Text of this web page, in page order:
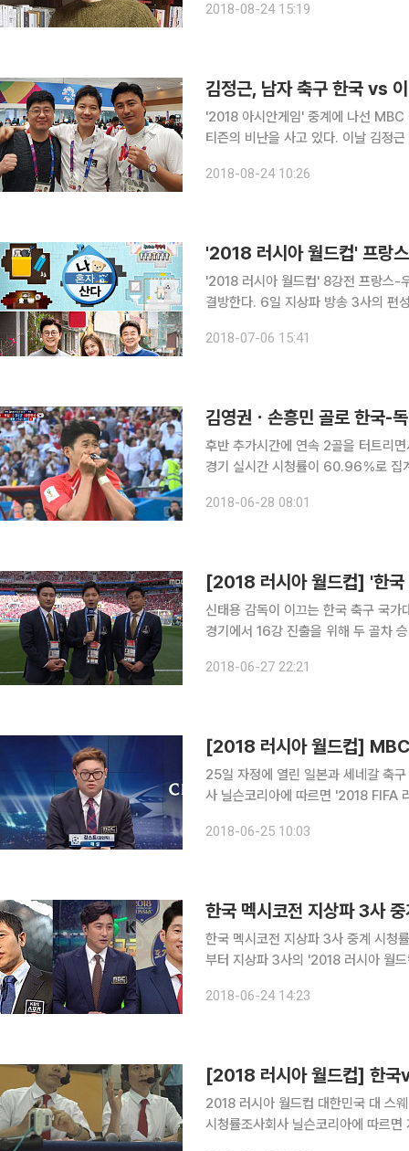
근은 24일 MBC를 통해 자신의 실수
2018-08-24 15:19
'2018 아시안게임' 중계에 나선 MBC
티즌의 비난을 사고 있다. 이날 김정근 캐스터는 23일 오후 8시 50분부터 자카르타 현지에서 생중
은 '월드컵 중계 3인방' 안정환 해설위
2018-08-24 10:26
'2018 러시아 월드컵' 8강전 프랑스-
결방한다. 6일 지상파 방송 3사의 편성계획을 보면, 먼저 KBS 2TV의 경우 밤 10시 방송되는 'VJ
분 방송 예정이었던 예능 '선을
2018-07-06 15:41
후반 추가시간에 연속 2골을 터트리
경기 실시간 시청률이 60.96％로 집계됐다. 실시간 시청률조사회사 ATAM에 따
국 대 독일전 실시간 시청률 합은
2018-06-28 08:01
신태용 감독이 이끄는 한국 축구 국
경기에서 16강 진출을 위해 두 골차
구연맹(FIFA) 러시아 월드컵' 조별리
2018-06-27 22:21
25일 자정에 열린 일본과 세네갈 축구 경
사 닐슨코리아에 따르면 '2018 FIFA
환 해설위원과 서형욱 해설가, 김정근
2018-06-25 10:03
한국 멕시코전 지상파 3사 중계 시청률 경쟁
부터 지상파 3사의 '2018 러시아 월
과 배성재 아나운서가 중계에 나서 치
2018-06-24 14:23
2018 러시아 월드컵 대한민국 대 스웨
시청률조사회사 닐슨코리아에 따르